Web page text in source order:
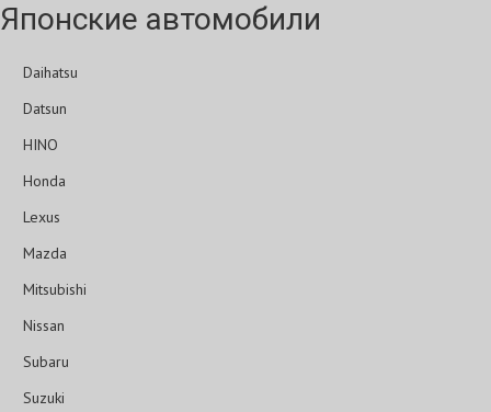
Японские автомобили
Daihatsu
Datsun
HINO
Honda
Lexus
Mazda
Mitsubishi
Nissan
Subaru
Suzuki